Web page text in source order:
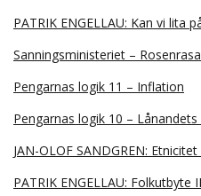
PATRIK ENGELLAU: Kan vi lita
Sanningsministeriet –
Pengarnas logik 11 – Inflation
Pengarnas logik 10 –
JAN-OLOF SANDGREN:
PATRIK ENGELLAU: Folkutbyte II